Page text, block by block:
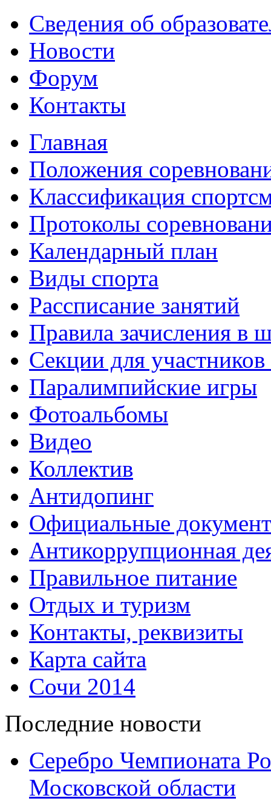
Сведения об
Новости
Форум
Контакты
Главная
Положения
Классификация
Протоколы
Календарный план
Виды спорта
Рассписание занятий
Правила зачисления в
Секции для
Паралимпийские игры
Фотоальбомы
Видео
Коллектив
Антидопинг
Официальные
Антикоррупционная
Правильное питание
Отдых и туризм
Контакты, реквизиты
Карта сайта
Сочи 2014
Последние новости
Серебро Чемпионата
Московской области